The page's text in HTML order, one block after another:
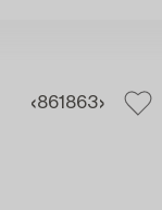
861 863